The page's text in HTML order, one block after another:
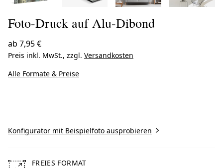
Foto-Druck auf Alu-Dibond
ab 7,95 €
Preis inkl. MwSt., zzgl. Versandkosten
Alle Formate & Preise
Konfigurator mit Beispielfoto ausprobieren
FREIES FORMAT